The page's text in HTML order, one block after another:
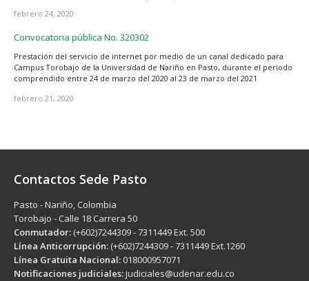
febrero 24, 2020
Convocatoria pública No. 320302
Prestación del servicio de internet por medio de un canal dedicado para
Campus Torobajo de la Universidad de Nariño en Pasto, durante el periodo
comprendido entre 24 de marzo del 2020 al 23 de marzo del 2021
febrero 21, 2020
Contactos Sede Pasto
Pasto - Nariño, Colombia
Torobajo - Calle 18 Carrera 50
Conmutador: (+602)7244309 - 7311449 Ext. 500
Línea Anticorrupción: (+602)7244309 - 7311449 Ext.1260
Línea Gratuita Nacional: 018000957071
Notificaciones judiciales:judiciales@udenar.edu.co